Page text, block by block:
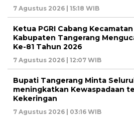
7 Agustus 2026 | 15:18 WIB
Ketua PGRI Cabang
Kabupaten Tangerang
Ke-81 Tahun 2026
7 Agustus 2026 | 12:07 WIB
Bupati Tangerang Minta
meningkatkan Kewaspadaan
Kekeringan
7 Agustus 2026 | 03:16 WIB